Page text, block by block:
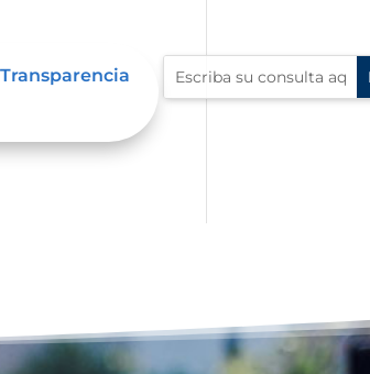
Transparencia
grupos